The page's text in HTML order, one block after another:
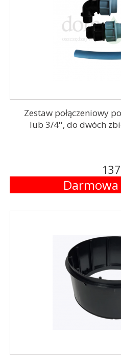
Zestaw połączeniowy
lub 3/4'', do dwóch